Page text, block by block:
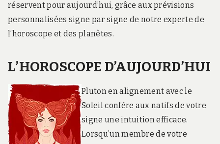
réservent pour aujourd’hui, grâce aux prévisions
personnalisées signe par signe de notre experte de
l’horoscope et des planètes.
L’HOROSCOPE D’AUJOURD’HUI
Pluton en alignement avec le
Soleil confère aux natifs de votre
signe une intuition efficace.
Lorsqu’un membre de votre